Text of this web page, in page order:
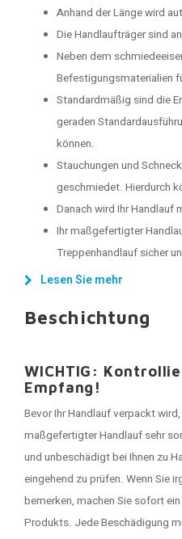
Anhand der Länge wird
Die Handlaufträger sind
Neben dem
Befestigungsmaterialien
Standardmäßig sind die
geraden
können.
Stauchungen und
geschmiedet. Hierdurch
Danach wird Ihr Handlauf
Ihr maßgefertigter
Treppenhandlauf sicher
Lesen Sie mehr
Beschichtung
WICHTIG:
Empfang!
Bevor Ihr Handlauf verpackt
maßgefertigter Handlauf sehr
und unbeschädigt bei Ihnen zu
eingehend zu prüfen. Wenn Sie
bemerken, machen Sie sofort
Produkts. Jede Beschädigung